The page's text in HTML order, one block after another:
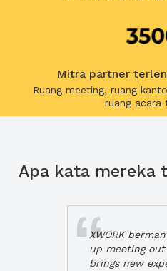
Mitra partner
Ruang meeting, ruang
ruang acara
Apa kata mereka
XWORK
up meeting
brings new